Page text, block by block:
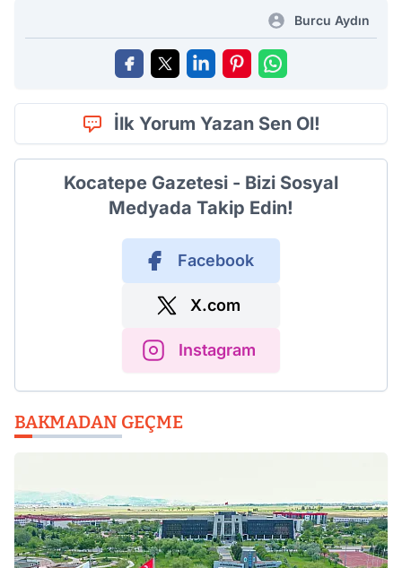
Burcu Aydın
İlk Yorum Yazan Sen Ol!
Kocatepe Gazetesi - Bizi Sosyal
Medyada Takip Edin!
Facebook
X.com
Instagram
BAKMADAN GEÇME